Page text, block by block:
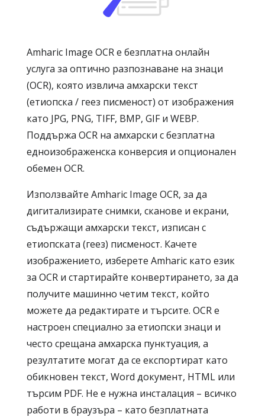
Amharic Image OCR е безплатна онлайн
услуга за оптично разпознаване на знаци
(OCR), която извлича амхарски текст
(етиопска / геез писменост) от изображения
като JPG, PNG, TIFF, BMP, GIF и WEBP.
Поддържа OCR на амхарски с безплатна
едноизображенска конверсия и опционален
обемен OCR.
Използвайте Amharic Image OCR, за да
дигитализирате снимки, сканове и екрани,
съдържащи амхарски текст, изписан с
етиопската (геез) писменост. Качете
изображението, изберете Amharic като език
за OCR и стартирайте конвертирането, за да
получите машинно четим текст, който
можете да редактирате и търсите. OCR е
настроен специално за етиопски знаци и
често срещана амхарска пунктуация, а
резултатите могат да се експортират като
обикновен текст, Word документ, HTML или
търсим PDF. Не е нужна инсталация – всичко
работи в браузъра – като безплатната